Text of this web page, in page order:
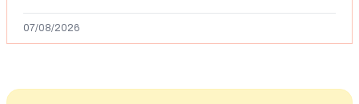
07/08/2026